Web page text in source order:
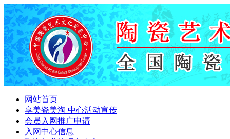
网站首页
享美瓷美淘 中心活动宣传
会员入网推广申请
入网中心信息